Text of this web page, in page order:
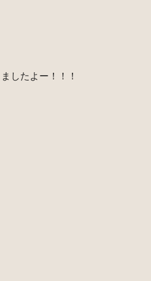
したよー！！！